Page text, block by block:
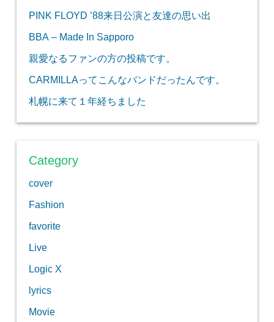
PINK FLOYD ’88来日公演と友達の思い出
BBA – Made In Sapporo
親愛なるファンの方の投稿です。
CARMILLAってこんなバンドだったんです。
札幌に来て１年経ちました
Category
cover
Fashion
favorite
Live
Logic X
lyrics
Movie